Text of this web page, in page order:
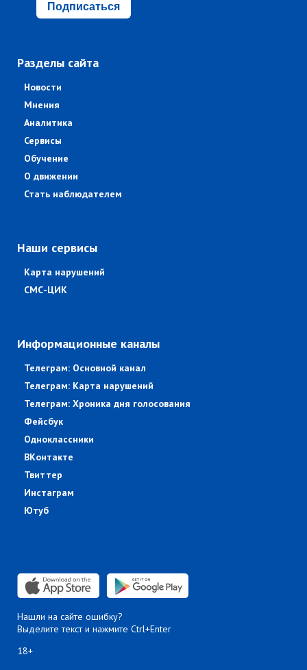
Подписаться
Разделы сайта
Новости
Мнения
Аналитика
Сервисы
Обучение
О движении
Стать наблюдателем
Наши сервисы
Карта нарушений
СМС-ЦИК
Информационные каналы
Телеграм: Основной канал
Телеграм: Карта нарушений
Телеграм: Хроника дня голосования
Фейсбук
Одноклассники
ВКонтакте
Твиттер
Инстаграм
Ютуб
Нашли на сайте ошибку?
Выделите текст и нажмите Ctrl+Enter
18+